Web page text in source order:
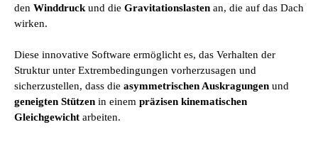
den Winddruckund die Gravitationslasten an, die auf das Dach
wirken.
Diese innovative Software ermöglicht es, das Verhalten der
Struktur unter Extrembedingungen vorherzusagen und
sicherzustellen, dass die asymmetrischen Auskragungen und
geneigten Stützen in einem präzisen kinematischen
Gleichgewicht arbeiten.